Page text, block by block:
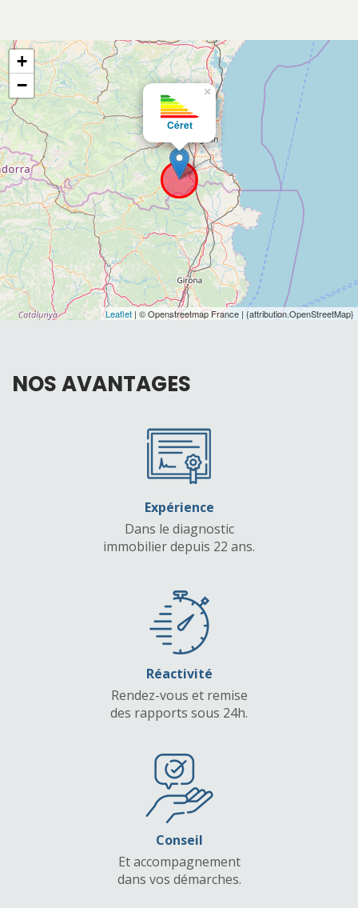
Céret
×
+
−
Leaflet | © Openstreetmap France | {attribution.OpenStreetMap}
Expérience
Dans le diagnostic
immobilier depuis 22 ans.
Réactivité
Rendez-vous et remise
des rapports sous 24h.
Conseil
Et accompagnement
dans vos démarches.
NOSAVANTAGES